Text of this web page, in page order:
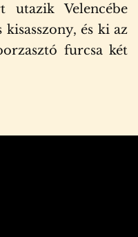
utazik Velencébe
és ki az
furcsa két